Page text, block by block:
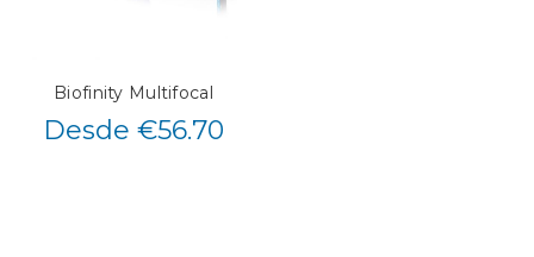
Biofinity Multifocal
Desde €56.70